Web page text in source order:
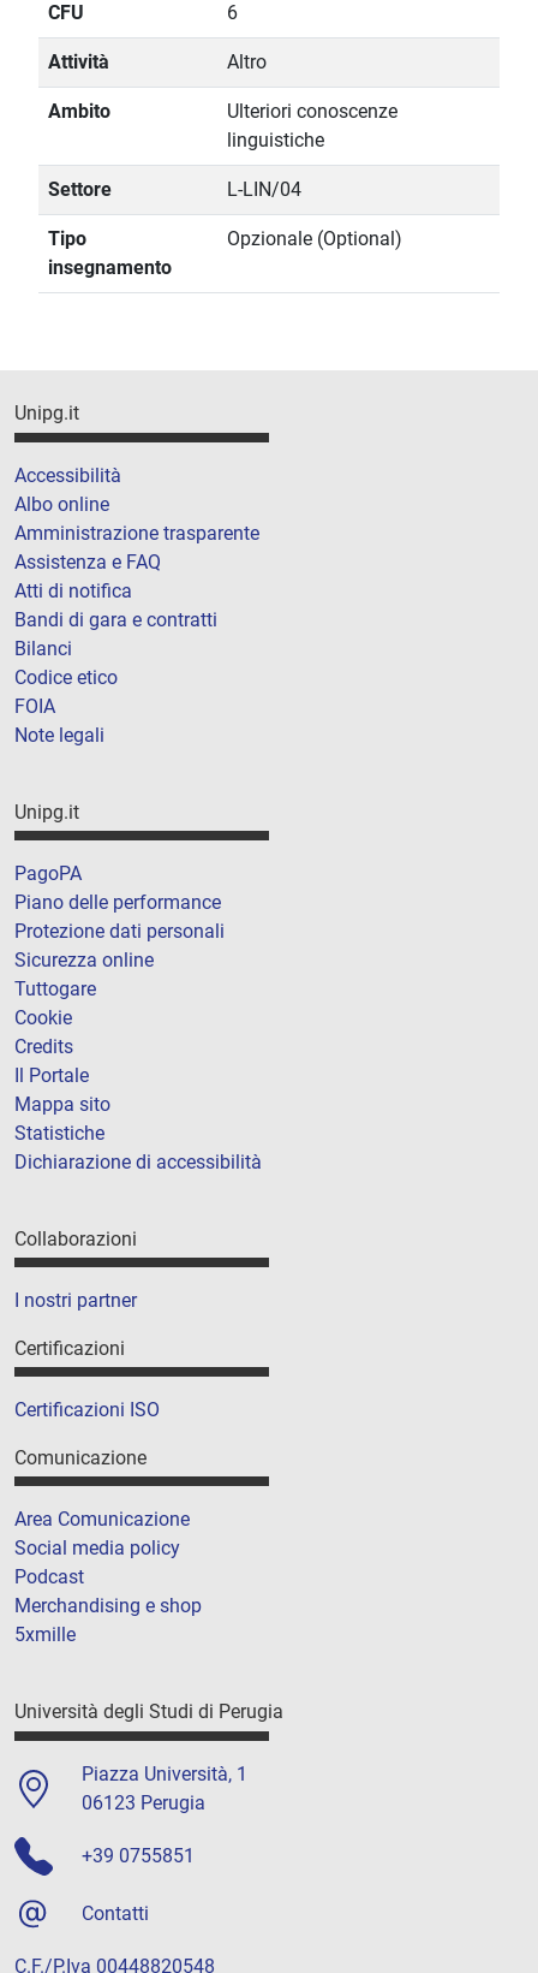
CFU 6
Attività Altro
Ambito
Ulteriori conoscenze
linguistiche
Settore L-LIN/04
Tipo
insegnamento
Opzionale (Optional)
Unipg.it
Accessibilità
Albo online
Amministrazione trasparente
Assistenza e FAQ
Atti di notifica
Bandi di gara e contratti
Bilanci
Codice etico
FOIA
Note legali
Unipg.it
PagoPA
Piano delle performance
Protezione dati personali
Sicurezza online
Tuttogare
Cookie
Credits
Il Portale
Mappa sito
Statistiche
Dichiarazione di accessibilità
Collaborazioni
I nostri partner
Certificazioni
Certificazioni ISO
Comunicazione
Area Comunicazione
Social media policy
Podcast
Merchandising e shop
5xmille
Università degli Studi di Perugia
Piazza Università, 1
06123 Perugia
+39 0755851
Contatti
C.F./P.Iva 00448820548